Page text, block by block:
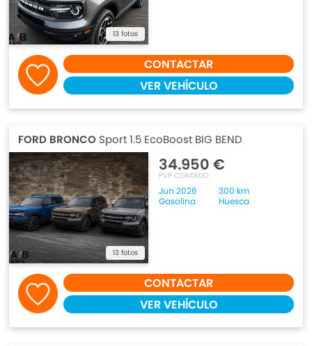
13 fotos
CONTACTAR
VER VEHÍCULO
FORD BRONCO Sport 1.5 EcoBoost BIG BEND
13 fotos
34.950 €
PVP CONTADO
Jun 2026
300 km
Gasolina
Huesca
CONTACTAR
VER VEHÍCULO